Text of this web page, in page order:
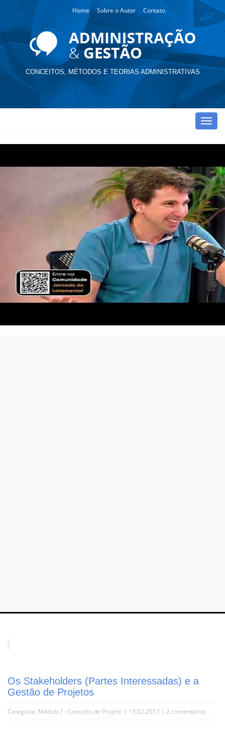
Home Sobre o Autor Contato
CONCEITOS, MÉTODOS E TEORIAS ADMINISTRATIVAS
Os Stakeholders (Partes Interessadas) e a
Gestão de Projetos
Categoria: Módulo I - Conceito de Projeto | 13.02.2012 | 2 comentários